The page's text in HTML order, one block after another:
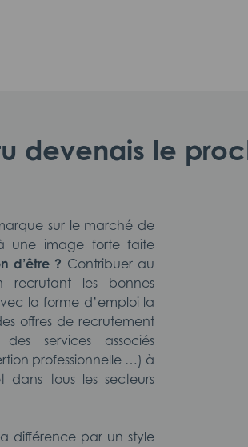
devenais le
sur le marché de
une image forte faite
d’être ? Contribuer au
recrutant les bonnes
la forme d’emploi la
offres de recrutement
services associés
professionnelle …) à
dans tous les secteurs
différence par un style